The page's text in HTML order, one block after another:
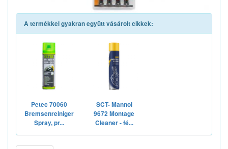
A termékkel gyakran együtt vásárolt cikkek:
Petec 70060
Bremsenreiniger
Spray, pr...
SCT- Mannol
9672 Montage
Cleaner - fé...